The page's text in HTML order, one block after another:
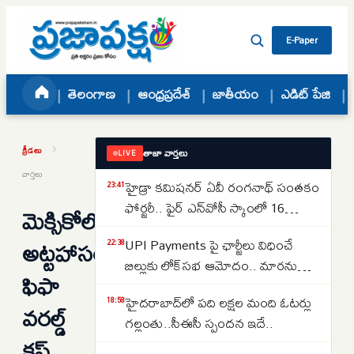
Skip to content
E-Paper
తెలంగాణ ఆంధ్రప్రదేశ్ జాతీయం ఎడిట్ పేజి
క్రీడలు ›
వార్తలు
మెక్సికోలో
అట్టహాసంగా
ఫిఫా
వరల్డ్
LIVE తాజా వార్తలు
23:41హైడ్రా కమిషనర్ ఏవీ రంగనాథ్ సంతకం
ఫోర్జరీ.. ఫైర్ ఎన్‌వోసీ స్కాంలో 16
22:38UPI Payments పై ఛార్జీలు విధించే
బిల్లుకు లోక్‌సభ ఆమోదం.. మారనున్న
18:58హైదరాబాద్‌లో పది లక్షల మంది ఓటర్లు
గల్లంతు..సీఈసీ స్పందన ఇదే..